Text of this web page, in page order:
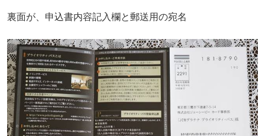
裏面が、申込書内容記入欄と郵送用の宛名